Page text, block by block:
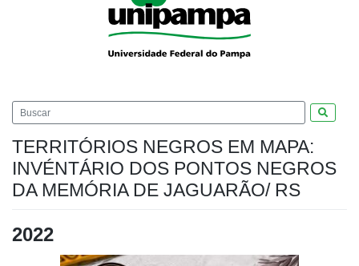
TERRITÓRIOS NEGROS EM MAPA:
INVÉNTÁRIO DOS PONTOS NEGROS
DA MEMÓRIA DE JAGUARÃO/ RS
2022